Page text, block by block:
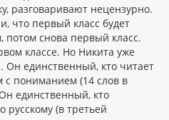
разговаривают нецензурно.
что первый класс будет
потом снова первый класс.
классе. Но Никита уже
Он единственный, кто читает
с пониманием (14 слов в
единственный, кто
русскому (в третьей